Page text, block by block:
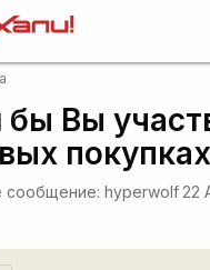
бы Вы
сообщение: hyperwolf 22